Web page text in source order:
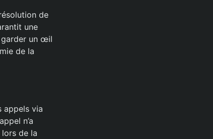
de
une
garder un œil
de la
appels via
n’a
de la